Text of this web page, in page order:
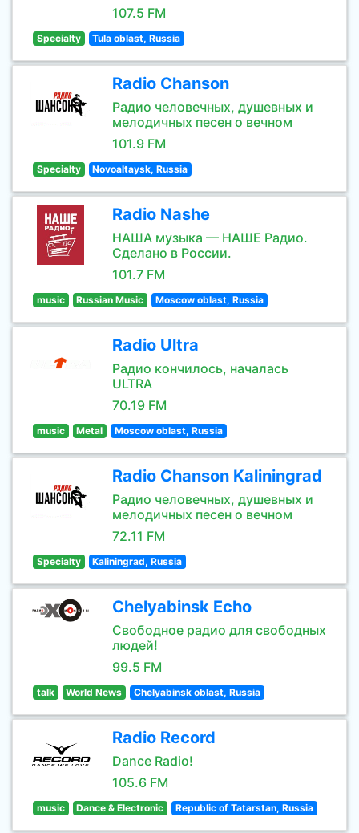
107.5 FM
Specialty Tula oblast, Russia
Radio Chanson
Радио человечных, душевных и
мелодичных песен о вечном
101.9 FM
Specialty Novoaltaysk, Russia
Radio Nashe
НАША музыка — НАШЕ Радио.
Сделано в России.
101.7 FM
music Russian Music Moscow oblast, Russia
Radio Ultra
Радио кончилось, началась
ULTRA
70.19 FM
music Metal Moscow oblast, Russia
Radio Chanson Kaliningrad
Радио человечных, душевных и
мелодичных песен о вечном
72.11 FM
Specialty Kaliningrad, Russia
Chelyabinsk Echo
Свободное радио для свободных
людей!
99.5 FM
talk World News Chelyabinsk oblast, Russia
Radio Record
Dance Radio!
105.6 FM
music Dance & Electronic Republic of Tatarstan, Russia